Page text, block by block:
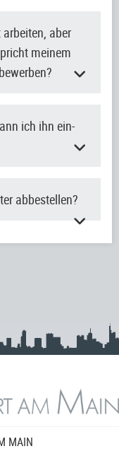
aber
meinem
ich ihn ein-
abbestellen?
MAIN